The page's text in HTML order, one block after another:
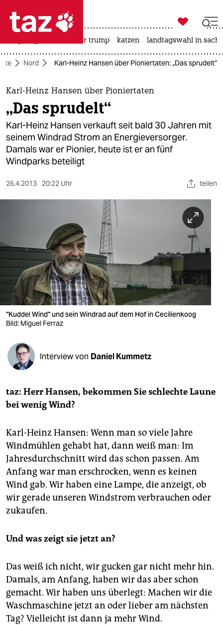
 taz zahl ich
taz zahl ich
themen
politik
öko
gesellschaft
kultur
sport
nord
wahrheit
verlag
verlag
shop
fragen & hilfe
unterstützen
abo
genossenschaft
epaper login

taz zahl ich
usa unter trump katzen landtagswahl in
Nord Karl-Heinz Hansen über Pioniertaten: „Das sprudelt“
Karl-Heinz Hansen über Pioniertaten
„Das sprudelt“
Karl-Heinz Hansen verkauft seit bald 30 Jahren mit
seinem Windrad Strom an Energieversorger.
Damals war er Pionier, heute ist er an fünf
Windparks beteiligt
26.4.2013 20:22 Uhr teilen
"Kuddel Wind" und sein Windrad auf dem Hof in Cecilienkoog
Bild: Miguel Ferraz
Interview von Daniel Kummetz
taz: Herr Hansen, bekommen Sie schlechte Laune
bei wenig Wind?
Karl-Heinz Hansen: Wenn man so viele Jahre
Windmühlen gehabt hat, dann weiß man: Im
Jahresdurchschnitt wird das schon passen. Am
Anfang war man erschrocken, wenn es keinen
Wind gab. Wir haben eine Lampe, die anzeigt, ob
wir gerade unseren Windstrom verbrauchen oder
zukaufen.
Und was zeigt sie jetzt an?
Das weiß ich nicht, wir gucken gar nicht mehr hin.
Damals, am Anfang, haben wir das aber schon
gemacht. Wir haben uns überlegt: Machen wir die
Waschmaschine jetzt an oder lieber am nächsten
Tag? Vielleicht ist dann ja mehr Wind.